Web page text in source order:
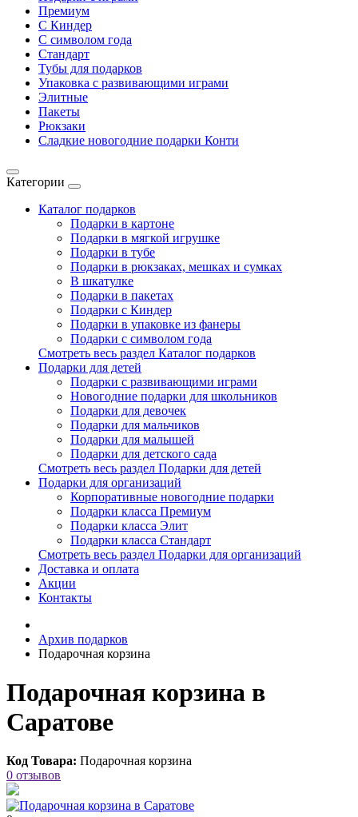
Премиум
С Киндер
С символом года
Стандарт
Тубы для подарков
Упаковка с развивающими играми
Элитные
Пакеты
Рюкзаки
Сладкие новогодние подарки Конти
Категории
Каталог подарков
Подарки в картоне
Подарки в мягкой игрушке
Подарки в тубе
Подарки в рюкзаках, мешках и сумках
В шкатулке
Подарки в пакетах
Подарки с Киндер
Подарки в упаковке из фанеры
Подарки с символом года
Смотреть весь раздел Каталог подарков
Подарки для детей
Подарки с развивающими играми
Новогодние подарки для школьников
Подарки для девочек
Подарки для мальчиков
Подарки для малышей
Подарки для детского сада
Смотреть весь раздел Подарки для детей
Подарки для организаций
Корпоративные новогодние подарки
Подарки класса Премиум
Подарки класса Элит
Подарки класса Стандарт
Смотреть весь раздел Подарки для организаций
Доставка и оплата
Акции
Контакты
Архив подарков
Подарочная корзина
Подарочная корзина в
Саратове
Код Товара: Подарочная корзина
0 отзывов